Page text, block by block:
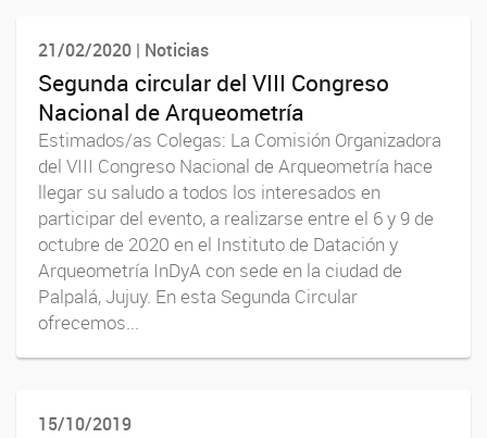
21/02/2020 | Noticias
Segunda circular del VIII Congreso
Nacional de Arqueometría
Estimados/as Colegas: La Comisión Organizadora
del VIII Congreso Nacional de Arqueometría hace
llegar su saludo a todos los interesados en
participar del evento, a realizarse entre el 6 y 9 de
octubre de 2020 en el Instituto de Datación y
Arqueometría InDyA con sede en la ciudad de
Palpalá, Jujuy. En esta Segunda Circular
ofrecemos...
15/10/2019